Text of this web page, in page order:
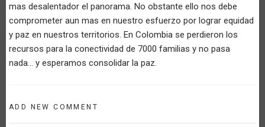
mas desalentador el panorama. No obstante ello nos debe
comprometer aun mas en nuestro esfuerzo por lograr equidad
y paz en nuestros territorios. En Colombia se perdieron los
recursos para la conectividad de 7000 familias y no pasa
nada... y esperamos consolidar la paz.
ADD NEW COMMENT